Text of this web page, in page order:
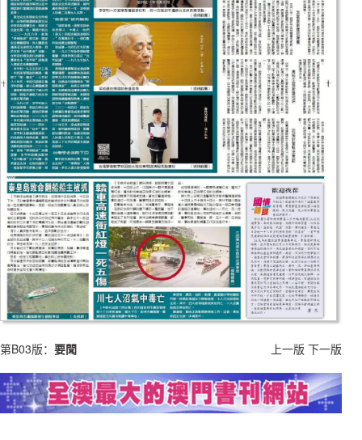
第B03版： 要聞 上一版 下一版